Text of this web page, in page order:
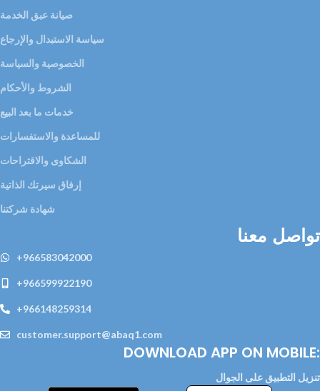
صيانة عبق الخدمة
سياسة الاستبدال والإرجاع
الخصوصية والسياسة
الشروط والأحكام
خدمات ما بعد البيع
للمساعدة والاستفسارات
الشكاوى والاقتراحات
إرفاق سيرتك الذاتية
شهادة شركتنا
تواصل معنا
+966583042000
+966599922190
+966148259314
customer.support@abaq1.com
DOWNLOAD APP ON MOBILE:
تنزيل التطبيق على الجوال